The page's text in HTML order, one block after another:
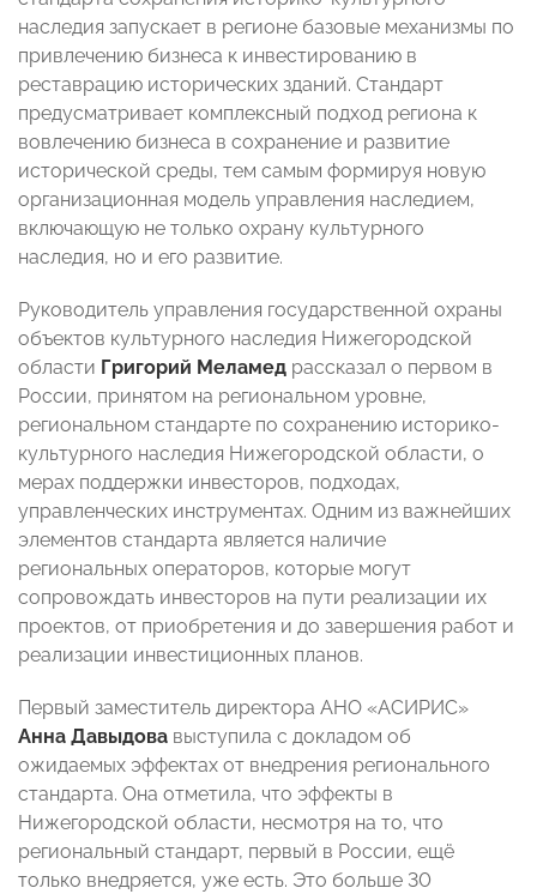
наследия запускает в регионе базовые механизмы по
привлечению бизнеса к инвестированию в
реставрацию исторических зданий. Стандарт
предусматривает комплексный подход региона к
вовлечению бизнеса в сохранение и развитие
исторической среды, тем самым формируя новую
организационная модель управления наследием,
включающую не только охрану культурного
наследия, но и его развитие.
Руководитель управления государственной охраны
объектов культурного наследия Нижегородской
области Григорий Меламед рассказал о первом в
России, принятом на региональном уровне,
региональном стандарте по сохранению историко-
культурного наследия Нижегородской области, о
мерах поддержки инвесторов, подходах,
управленческих инструментах. Одним из важнейших
элементов стандарта является наличие
региональных операторов, которые могут
сопровождать инвесторов на пути реализации их
проектов, от приобретения и до завершения работ и
реализации инвестиционных планов.
Первый заместитель директора АНО «АСИРИС»
Анна Давыдова выступила с докладом об
ожидаемых эффектах от внедрения регионального
стандарта. Она отметила, что эффекты в
Нижегородской области, несмотря на то, что
региональный стандарт, первый в России, ещё
только внедряется, уже есть. Это больше 30